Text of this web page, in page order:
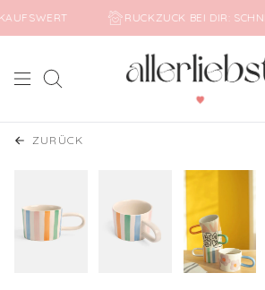
RUCKZUCK BEI DIR:
ZURÜCK